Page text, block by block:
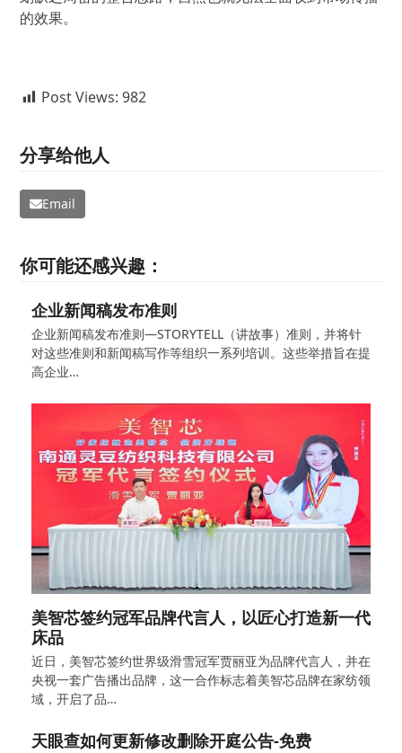
的效果。
Post Views: 982
分享给他人
Email
你可能还感兴趣：
企业新闻稿发布准则
企业新闻稿发布准则—STORYTELL（讲故事）准则，并将针
对这些准则和新闻稿写作等组织一系列培训。这些举措旨在提
高企业…
美智芯签约冠军品牌代言人，以匠心打造新一代
床品
近日，美智芯签约世界级滑雪冠军贾丽亚为品牌代言人，并在
央视一套广告播出品牌，这一合作标志着美智芯品牌在家纺领
域，开启了品…
天眼查如何更新修改删除开庭公告-免费